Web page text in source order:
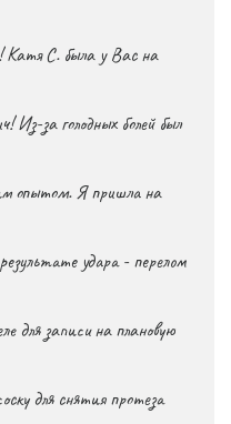
Катя С. была у Вас на
Из-за голодных болей был
опытом. Я пришла на
удара - перелом
для записи на плановую
для снятия протеза